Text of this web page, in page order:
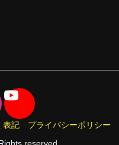
表記
プライバシーポリシー